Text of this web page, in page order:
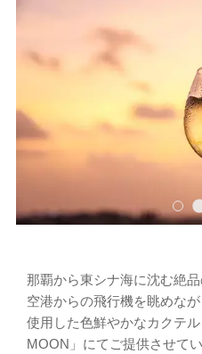
那覇から東シナ海に沈む絶
空港からの飛行機を眺めな
使用した色鮮やかなカクテ
MOON」にてご提供させてい